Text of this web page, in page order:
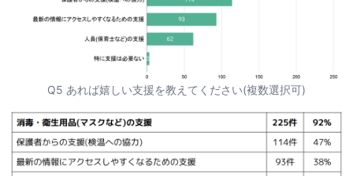
Q5 あれば嬉しい支援を教えてください(複数選択可)